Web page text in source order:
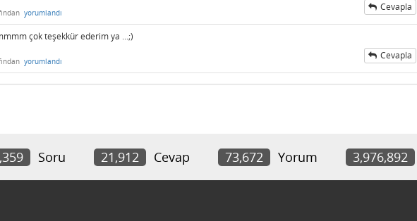
yorumlandı Cevapla
çok teşekkür ederim ya ...;)
yorumlandı Cevapla
Soru 21,912 Cevap 73,672 Yorum 3,976,892